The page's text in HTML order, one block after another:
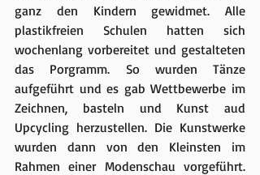
ganz den Kindern gewidmet. Alle
plastikfreien Schulen hatten sich
wochenlang vorbereitet und gestalteten
das Porgramm. So wurden Tänze
aufgeführt und es gab Wettbewerbe im
Zeichnen, basteln und Kunst aud
Upcycling herzustellen. Die Kunstwerke
wurden dann von den Kleinsten im
Rahmen einer Modenschau vorgeführt.